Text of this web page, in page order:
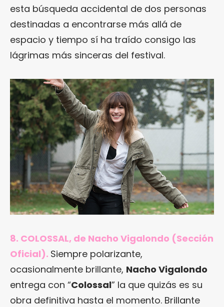
esta búsqueda accidental de dos personas
destinadas a encontrarse más allá de
espacio y tiempo sí ha traído consigo las
lágrimas más sinceras del festival.
8. COLOSSAL, de Nacho Vigalondo (Sección
Oficial). Siempre polarizante,
ocasionalmente brillante, Nacho Vigalondo
entrega con “Colossal” la que quizás es su
obra definitiva hasta el momento. Brillante